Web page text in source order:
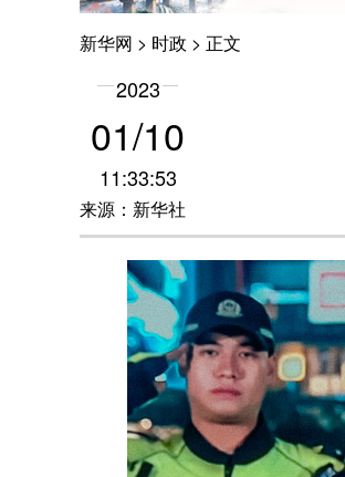
新华网 > 时政 > 正文
2023
01/10
11:33:53
来源：新华社